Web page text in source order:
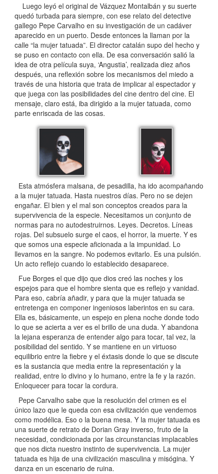
Luego leyó el original de Vázquez Montalbán y su suerte
quedó turbada para siempre, con ese relato del detective
gallego Pepe Carvalho en su investigación de un cadáver
aparecido en un puerto. Desde entonces la llaman por la
calle “la mujer tatuada”. El director catalán supo del hecho y
se puso en contacto con ella. De esa conversación salió la
idea de otra película suya, ‘Angustia’, realizada diez años
después, una reflexión sobre los mecanismos del miedo a
través de una historia que trata de implicar al espectador y
que juega con las posibilidades del cine dentro del cine. El
mensaje, claro está, iba dirigido a la mujer tatuada, como
parte enriscada de las cosas.
Esta atmósfera malsana, de pesadilla, ha ido acompañando
a la mujer tatuada. Hasta nuestros días. Pero no se dejen
engañar. El bien y el mal son conceptos creados para la
supervivencia de la especie. Necesitamos un conjunto de
normas para no autodestruirnos. Leyes. Decretos. Líneas
rojas. Del subsuelo surge el caos, el horror, la muerte. Y es
que somos una especie aficionada a la impunidad. Lo
llevamos en la sangre. No podemos evitarlo. Es una pulsión.
Un acto reflejo cuando lo establecido desaparece.
Fue Borges el que dijo que dios creó las noches y los
espejos para que el hombre sienta que es reflejo y vanidad.
Para eso, cabría añadir, y para que la mujer tatuada se
entretenga en componer ingeniosos laberintos en su cara.
Ella es, básicamente, un espejo en plena noche donde todo
lo que se acierta a ver es el brillo de una duda. Y abandona
la lejana esperanza de entender algo para tocar, tal vez, la
posibilidad del sentido. Y se mantiene en un virtuoso
equilibrio entre la fiebre y el éxtasis donde lo que se discute
es la sustancia que media entre la representación y la
realidad, entre lo divino y lo humano, entre la fe y la razón.
Enloquecer para tocar la cordura.
Pepe Carvalho sabe que la resolución del crimen es el
único lazo que le queda con esa civilización que vendemos
como modélica. Eso o la buena mesa. Y la mujer tatuada es
una suerte de retrato de Dorian Gray inverso, fruto de la
necesidad, condicionada por las circunstancias implacables
que nos dicta nuestro instinto de supervivencia. La mujer
tatuada es hija de una civilización masculina y misógina. Y
danza en un escenario de ruina.